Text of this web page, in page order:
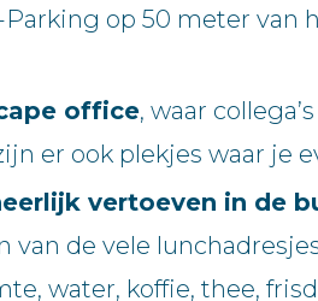
op 50 meter
office, waar
er ook plekjes waar je
vertoeven in de
van de vele
water, koffie, thee,